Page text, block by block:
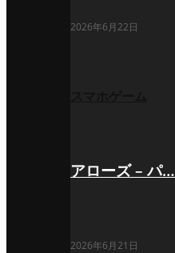
2026年6月22日
アローズ – パ…
2026年6月21日